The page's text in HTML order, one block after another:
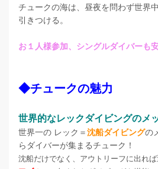
チュークの海は、昼夜を問わず世界
引きつける。
お１人様参加、シングルダイバーも
◆チュークの魅力
世界的なレックダイビングのメ
世界一の レック＝沈船ダイビングの
らダイバーが集まるチューク！
沈船だけでなく、アウトリーフに出れ